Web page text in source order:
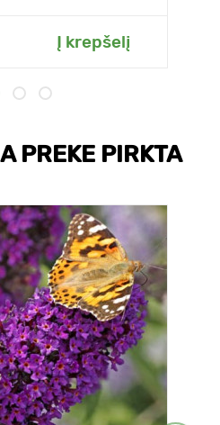
Į krepšelį
PREKE PIRKTA